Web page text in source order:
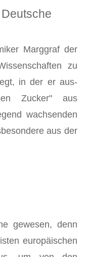
Marggraf der
zu
in der er aus­
Zucker" aus
wachsenden
aus der
gewesen, denn
europäischen